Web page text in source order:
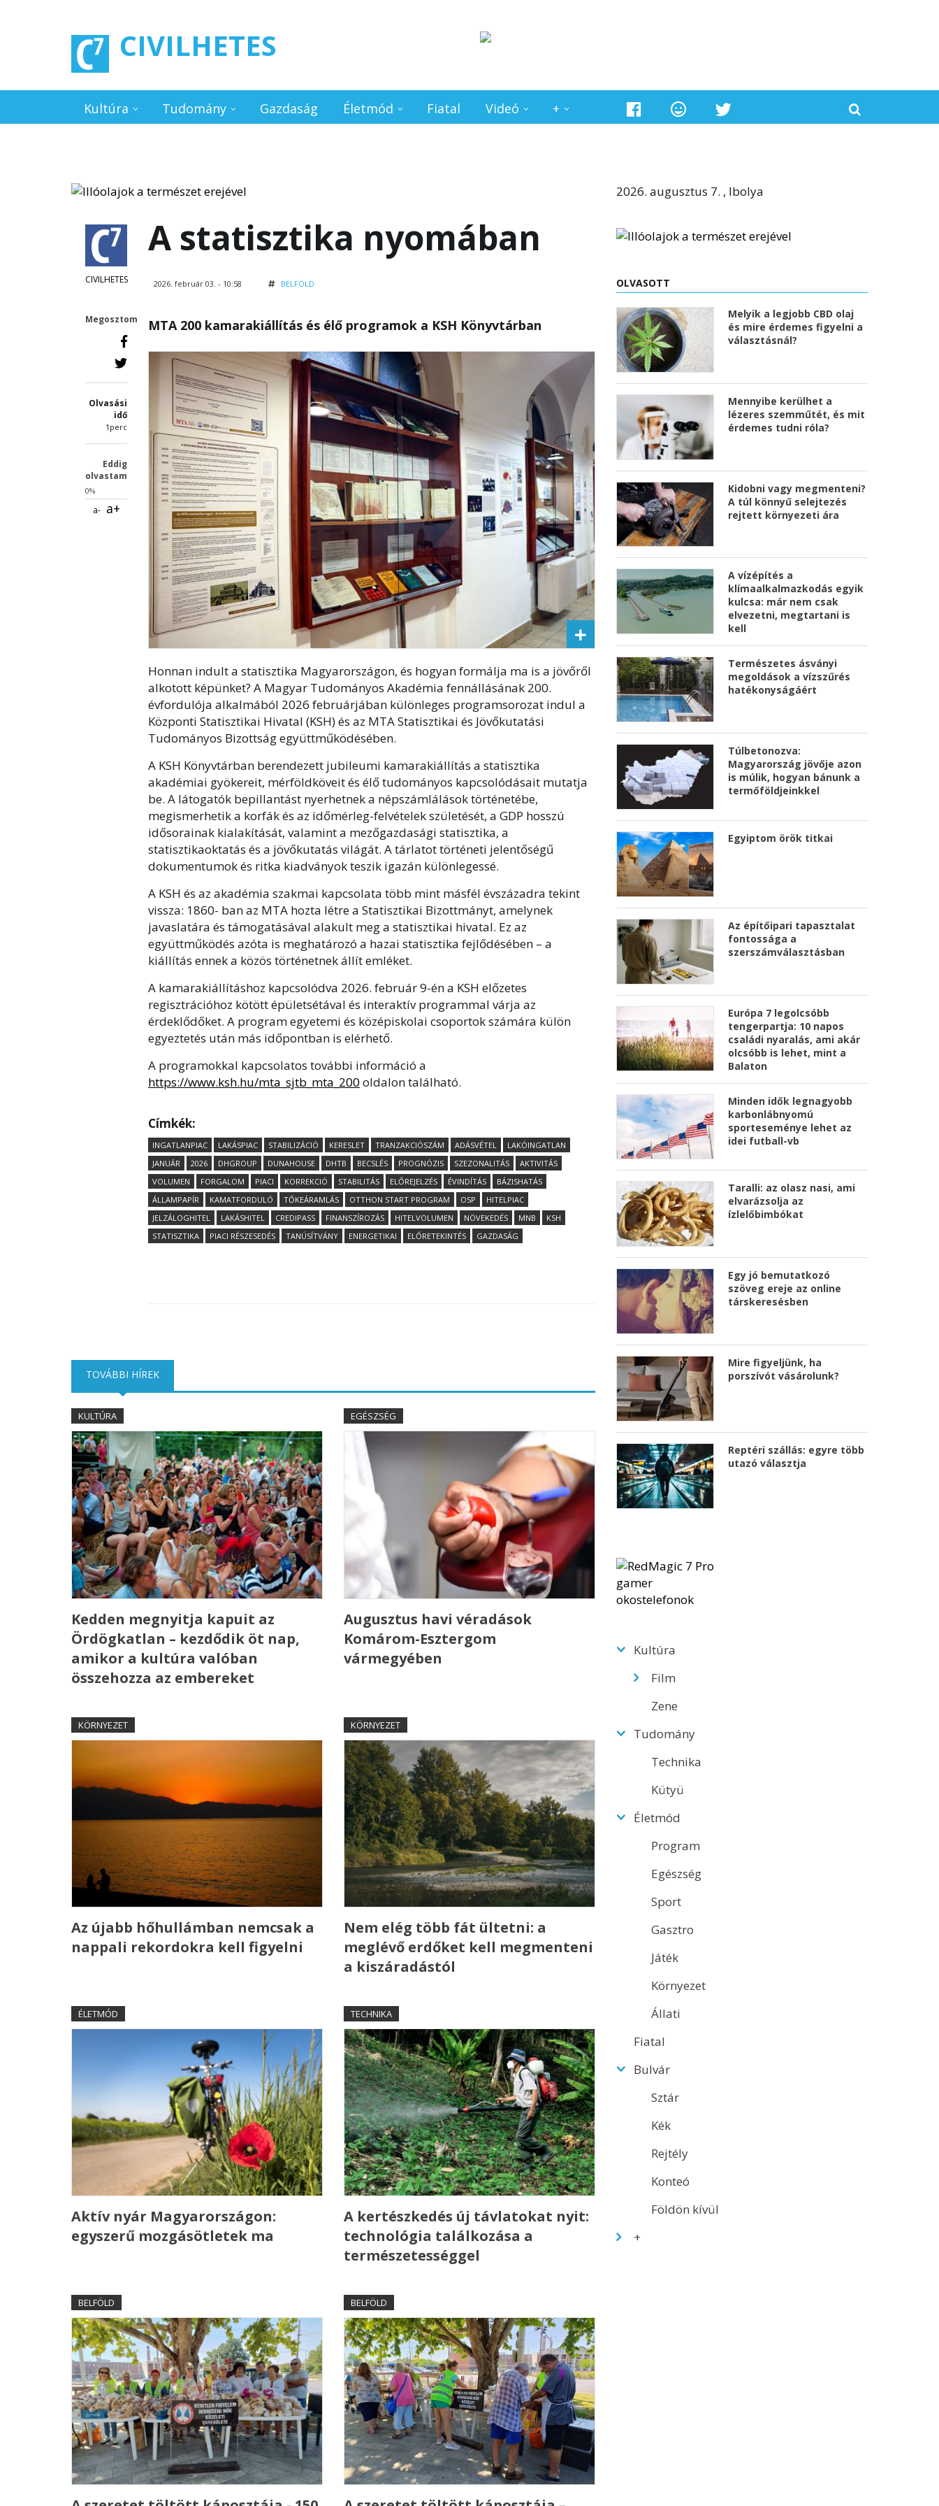
CIVILHETES
Kultúra Tudomány Gazdaság Életmód Fiatal Videó +
CIVILHETES
Megosztom
Olvasási
idő
1perc
Eddig
olvastam
0%
a- a+
A statisztika nyomában
2026. február 03. - 10:58 BELFÖLD
MTA 200 kamarakiállítás és élő programok a KSH Könyvtárban
Honnan indult a statisztika Magyarországon, és hogyan formálja ma is a jövőről
alkotott képünket? A Magyar Tudományos Akadémia fennállásának 200.
évfordulója alkalmából 2026 februárjában különleges programsorozat indul a
Központi Statisztikai Hivatal (KSH) és az MTA Statisztikai és Jövőkutatási
Tudományos Bizottság együttműködésében.
A KSH Könyvtárban berendezett jubileumi kamarakiállítás a statisztika
akadémiai gyökereit, mérföldköveit és élő tudományos kapcsolódásait mutatja
be. A látogatók bepillantást nyerhetnek a népszámlálások történetébe,
megismerhetik a korfák és az időmérleg-felvételek születését, a GDP hosszú
idősorainak kialakítását, valamint a mezőgazdasági statisztika, a
statisztikaoktatás és a jövőkutatás világát. A tárlatot történeti jelentőségű
dokumentumok és ritka kiadványok teszik igazán különlegessé.
A KSH és az akadémia szakmai kapcsolata több mint másfél évszázadra tekint
vissza: 1860- ban az MTA hozta létre a Statisztikai Bizottmányt, amelynek
javaslatára és támogatásával alakult meg a statisztikai hivatal. Ez az
együttműködés azóta is meghatározó a hazai statisztika fejlődésében – a
kiállítás ennek a közös történetnek állít emléket.
A kamarakiállításhoz kapcsolódva 2026. február 9-én a KSH előzetes
regisztrációhoz kötött épületsétával és interaktív programmal várja az
érdeklődőket. A program egyetemi és középiskolai csoportok számára külön
egyeztetés után más időpontban is elérhető.
A programokkal kapcsolatos további információ a
https://www.ksh.hu/mta_sjtb_mta_200 oldalon található.
Címkék:
INGATLANPIAC LAKÁSPIAC STABILIZÁCIÓ KERESLET TRANZAKCIÓSZÁM ADÁSVÉTEL
LAKÓINGATLAN
JANUÁR
2026 DHGROUP DUNAHOUSE DHTB BECSLÉS PROGNÓZIS SZEZONALITÁS
AKTIVITÁS
VOLUMEN
FORGALOM PIACI KORREKCIÓ STABILITÁS ELŐREJELZÉS ÉVINDÍTÁS
BÁZISHATÁS
ÁLLAMPAPÍR
KAMATFORDULÓ TŐKEÁRAMLÁS OTTHON START PROGRAM OSP
HITELPIAC
JELZÁLOGHITEL
LAKÁSHITEL CREDIPASS FINANSZÍROZÁS HITELVOLUMEN NÖVEKEDÉS MNB
KSH
STATISZTIKA
PIACI RÉSZESEDÉS TANÚSÍTVÁNY ENERGETIKAI ELŐRETEKINTÉS GAZDASÁG
TOVÁBBI HÍREK
KULTÚRA
Kedden megnyitja kapuit az
Ördögkatlan – kezdődik öt nap,
amikor a kultúra valóban
összehozza az embereket
EGÉSZSÉG
Augusztus havi véradások
Komárom-Esztergom
vármegyében
KÖRNYEZET
Az újabb hőhullámban nemcsak a
nappali rekordokra kell figyelni
KÖRNYEZET
Nem elég több fát ültetni: a
meglévő erdőket kell megmenteni
a kiszáradástól
ÉLETMÓD
Aktív nyár Magyarországon:
egyszerű mozgásötletek ma
TECHNIKA
A kertészkedés új távlatokat nyit:
technológia találkozása a
természetességgel
BELFÖLD BELFÖLD
2026. augusztus 7. , Ibolya
OLVASOTT
Melyik a legjobb CBD olaj
és mire érdemes figyelni a
választásnál?
Mennyibe kerülhet a
lézeres szemműtét, és mit
érdemes tudni róla?
Kidobni vagy megmenteni?
A túl könnyű selejtezés
rejtett környezeti ára
A vízépítés a
klímaalkalmazkodás egyik
kulcsa: már nem csak
elvezetni, megtartani is
kell
Természetes ásványi
megoldások a vízszűrés
hatékonyságáért
Túlbetonozva:
Magyarország jövője azon
is múlik, hogyan bánunk a
termőföldjeinkkel
Egyiptom örök titkai
Az építőipari tapasztalat
fontossága a
szerszámválasztásban
Európa 7 legolcsóbb
tengerpartja: 10 napos
családi nyaralás, ami akár
olcsóbb is lehet, mint a
Balaton
Minden idők legnagyobb
karbonlábnyomú
sporteseménye lehet az
idei futball-vb
Taralli: az olasz nasi, ami
elvarázsolja az
ízlelőbimbókat
Egy jó bemutatkozó
szöveg ereje az online
társkeresésben
Mire figyeljünk, ha
porszívót vásárolunk?
Reptéri szállás: egyre több
utazó választja
Kultúra
Film
Zene
Tudomány
Technika
Kütyü
Életmód
Program
Egészség
Sport
Gasztro
Játék
Környezet
Állati
Fiatal
Bulvár
Sztár
Kék
Rejtély
Konteó
Földön kívül
+